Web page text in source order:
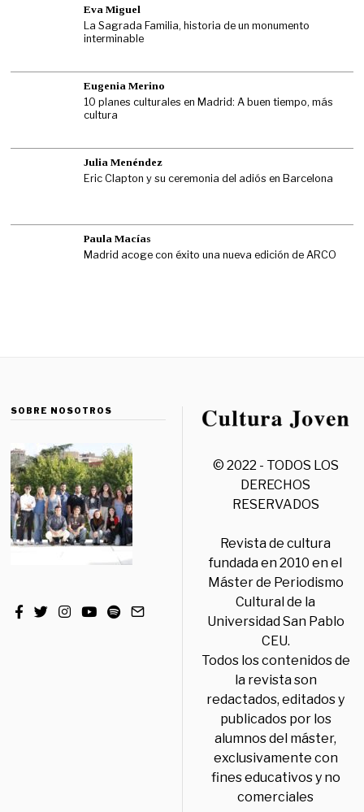
Eva Miguel
La Sagrada Familia, historia de un monumento
interminable
Eugenia Merino
10 planes culturales en Madrid: A buen tiempo, más
cultura
Julia Menéndez
Eric Clapton y su ceremonia del adiós en Barcelona
Paula Macías
Madrid acoge con éxito una nueva edición de ARCO
SOBRE NOSOTROS
© 2022 - TODOS LOS
DERECHOS
RESERVADOS
Revista de cultura
fundada en 2010 en el
Máster de Periodismo
Cultural de la
Universidad San Pablo
CEU.
Todos los contenidos de
la revista son
redactados, editados y
publicados por los
alumnos del máster,
exclusivamente con
fines educativos y no
comerciales